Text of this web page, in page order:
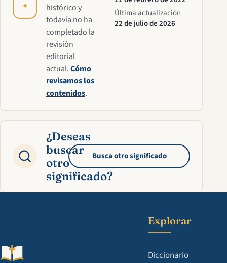
✦
histórico y
todavía no ha
completado la
revisión
editorial
actual.Cómo
revisamos los
contenidos.
Última actualización
22 de julio de 2026
¿Deseas
buscar
otro
significado?
Busca otro significado
Explorar
Diccionario